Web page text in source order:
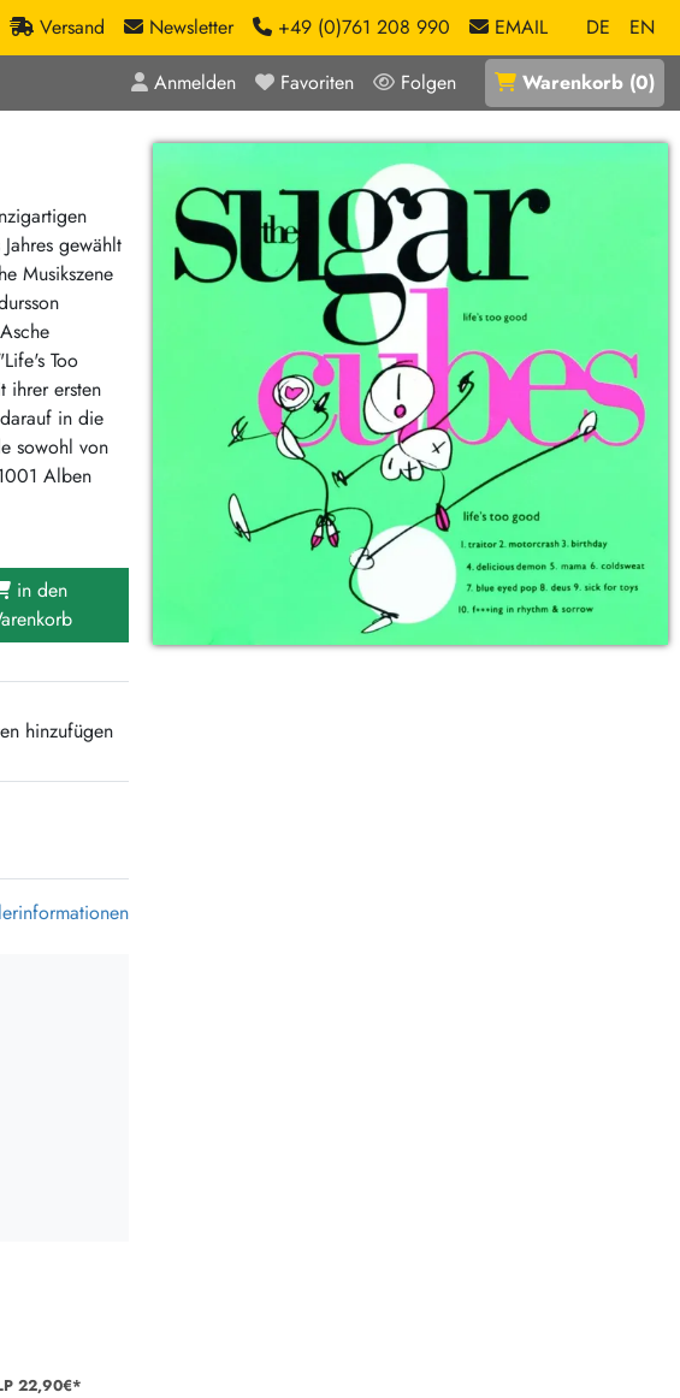
Versand Newsletter +49 (0)761 208 990 EMAIL DE
EN
26
2026
Aktion
Anmelden Favoriten Folgen Warenkorb (0)
gewählt
Musikszene
Too
ihrer ersten
in die
sowohl von
Alben
in den
hinzufügen
22,90€*